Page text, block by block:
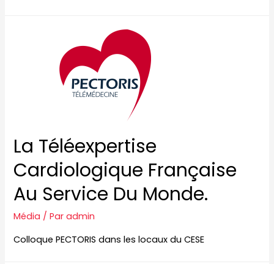
La Téléexpertise
Cardiologique Française
Au Service Du Monde.
Média / Paradmin
Colloque PECTORIS dans les locaux du CESE